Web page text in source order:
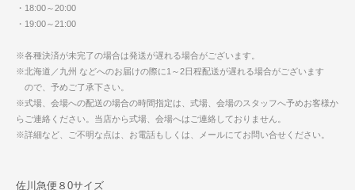
・18:00～20:00
・19:00～21:00
※各種決済が未完了の場合は発送が遅れる場合がございます。
※北海道／九州 などへのお届けの際に1～2日程配送が遅れる場合がございます
ので、予めご了承下さい。
※式場、会場への配送の場合の時間指定は、式場、会場のスタッフへ予めお客様か
らご連絡ください。当店から式場、会場へはご連絡しておりません。
※詳細など、ご不明な点は、お電話もしくは、メールにてお問い合せください。
佐川急便８0サイズ